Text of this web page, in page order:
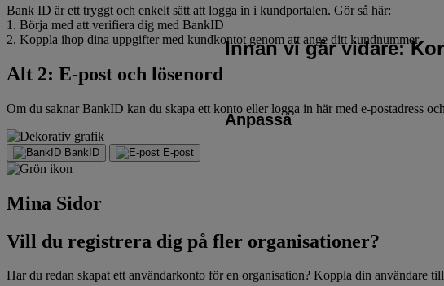
Innan vi går vidare:
Anpassa
Bank ID är ett tryggt och enkelt sätt att logga in i kundportalen. Gör så här:
1. Börja med att verifiera dig med BankID
2. Koppla ihop dina uppgifter med kundkontot genom att ange ditt kundnummer.
Alt 2: E-post och lösenord
Om du saknar BankID kan du skapa ett konto eller logga in här med e-postadress
BankID E-post
Mina Sidor
Vill du registrera dig på fler organisationer?
Har du redan skapat ett användarkonto för en organisation? Koppla din användare